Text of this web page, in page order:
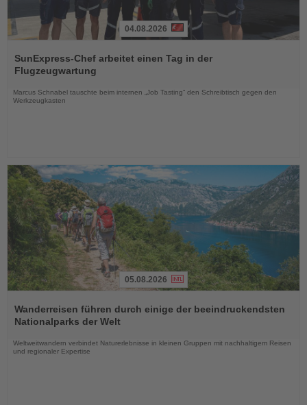
Sie
die
Nachrichten
04.08.2026
SunExpress-Chef arbeitet einen Tag in der
Flugzeugwartung
Marcus Schnabel tauschte beim internen „Job Tasting“ den Schreibtisch gegen den
Werkzeugkasten
Sie
die
Nachrichten
05.08.2026
Wanderreisen führen durch einige der beeindruckendsten
Nationalparks der Welt
Weltweitwandern verbindet Naturerlebnisse in kleinen Gruppen mit nachhaltigem Reisen
und regionaler Expertise